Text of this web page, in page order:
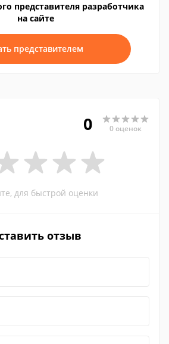
представителя разработчика
на сайте
представителем
0 0 оценок
для быстрой оценки
отзыв